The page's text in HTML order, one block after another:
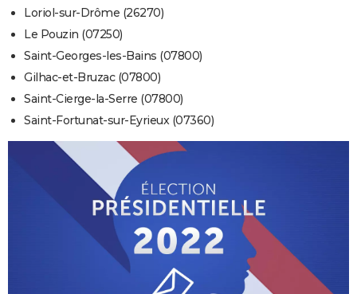
Loriol-sur-Drôme (26270)
Le Pouzin (07250)
Saint-Georges-les-Bains (07800)
Gilhac-et-Bruzac (07800)
Saint-Cierge-la-Serre (07800)
Saint-Fortunat-sur-Eyrieux (07360)